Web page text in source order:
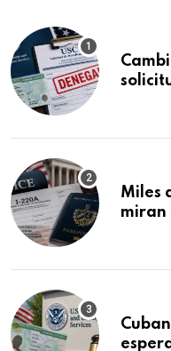
Miles
miran